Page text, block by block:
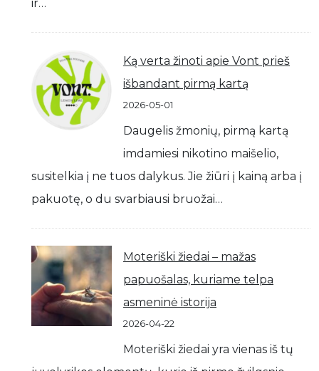
ir…
Ką verta žinoti apie Vont prieš
išbandant pirmą kartą
2026-05-01
Daugelis žmonių, pirmą kartą
imdamiesi nikotino maišelio,
susitelkia į ne tuos dalykus. Jie žiūri į kainą arba į
pakuotę, o du svarbiausi bruožai…
Moteriški žiedai – mažas
papuošalas, kuriame telpa
asmeninė istorija
2026-04-22
Moteriški žiedai yra vienas iš tų